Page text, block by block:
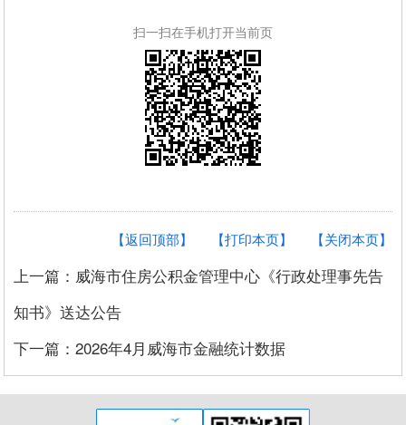
扫一扫在手机打开当前页
【关闭本页】
【打印本页】
【返回顶部】
上一篇：威海市住房公积金管理中心《行政处理事先告
知书》送达公告
下一篇：2026年4月威海市金融统计数据